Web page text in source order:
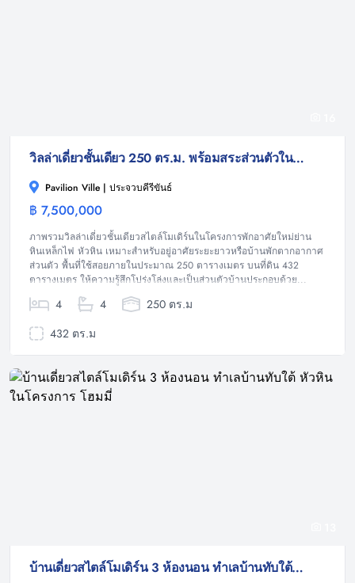
วิลล่าเดี่ยวชั้นเดียว 250 ตร.ม. พร้อมสระส่วนตัวในหัวหิน หินเหล็กไฟ
Pavilion Ville | ประจวบคีรีขันธ์
฿ 7,500,000
ภาพรวมวิลล่าเดี่ยวชั้นเดียวสไตล์โมเดิร์นในโครงการพักอาศัยใหม่ย่าน
หินเหล็กไฟ หัวหิน เหมาะสำหรับอยู่อาศัยระยะยาวหรือบ้านพักตากอากาศ
ส่วนตัว พื้นที่ใช้สอยภายในประมาณ 250 ตารางเมตร บนที่ดิน 432
ตารางเมตร ให้ความรู้สึกโปร่งโล่งและเป็นส่วนตัวบ้านประกอบด้วย...
4 4
250 ตร.ม
432 ตร.ม
บ้านเดี่ยวสไตล์โมเดิร์น 3 ห้องนอน ทำเลบ้านทับใต้ หัวหิน ในโครงการ โฮมมี่